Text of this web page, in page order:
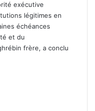
exécutive
légitimes en
échéances
et du
frère, a conclu